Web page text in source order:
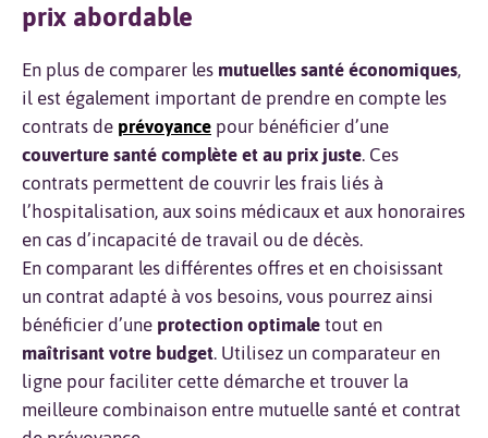
prix abordable
En plus de comparer les mutuelles santé économiques,
il est également important de prendre en compte les
contrats de prévoyance pour bénéficier d’une
couverture santé complète et au prix juste. Ces
contrats permettent de couvrir les frais liés à
l’hospitalisation, aux soins médicaux et aux honoraires
en cas d’incapacité de travail ou de décès.
En comparant les différentes offres et en choisissant
un contrat adapté à vos besoins, vous pourrez ainsi
bénéficier d’une protection optimale tout en
maîtrisant votre budget. Utilisez un comparateur en
ligne pour faciliter cette démarche et trouver la
meilleure combinaison entre mutuelle santé et contrat